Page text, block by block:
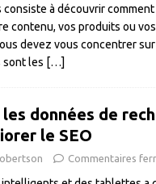
à découvrir
contenu, vos produits ou
devez vous concentrer
sont les […]
données de
le SEO
Commentaires